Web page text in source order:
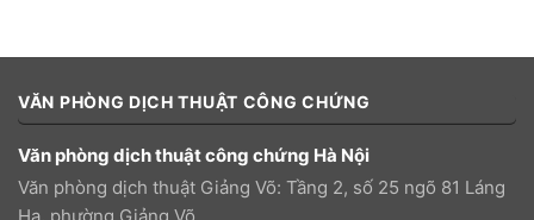
VĂN PHÒNG DỊCH THUẬT CÔNG CHỨNG
Văn phòng dịch thuật công chứng Hà Nội
Văn phòng dịch thuật Giảng Võ: Tầng 2, số 25 ngõ 81 Láng